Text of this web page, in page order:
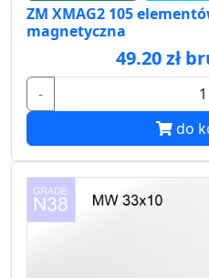
ZM XMAG2 105
magnetyczna
49.20 zł
-
do